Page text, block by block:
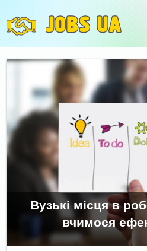
JOBS UA
Вузькі місця в
вчимося